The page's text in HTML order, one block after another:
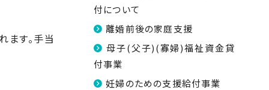
す。手当
付について
離婚前後の家庭支援
母子(父子)(寡婦)福祉資金貸
付事業
妊婦のための支援給付事業